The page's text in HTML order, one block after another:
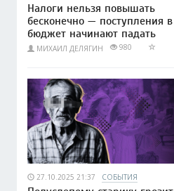
Налоги нельзя повышать
бесконечно — поступления в
бюджет начинают падать
МИХАИЛ ДЕЛЯГИН 980
27.10.2025 21:37 СОБЫТИЯ